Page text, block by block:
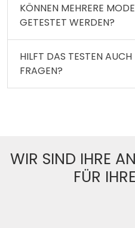
KÖNNEN MEHRERE
GETESTET WERDEN?
HILFT DAS TESTEN
FRAGEN?
WIR SIND IHRE
FÜR